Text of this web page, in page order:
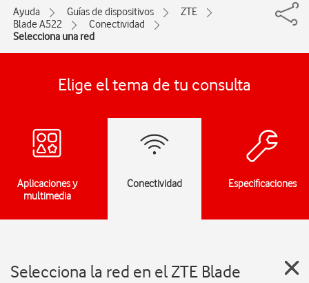
Ayuda Guías de dispositivos
ZTE
Blade A522
Conectividad
Selecciona una red
Elige el tema de tu consulta
Aplicaciones y
multimedia
Conectividad Especificaciones
Selecciona la red en el ZTE Blade